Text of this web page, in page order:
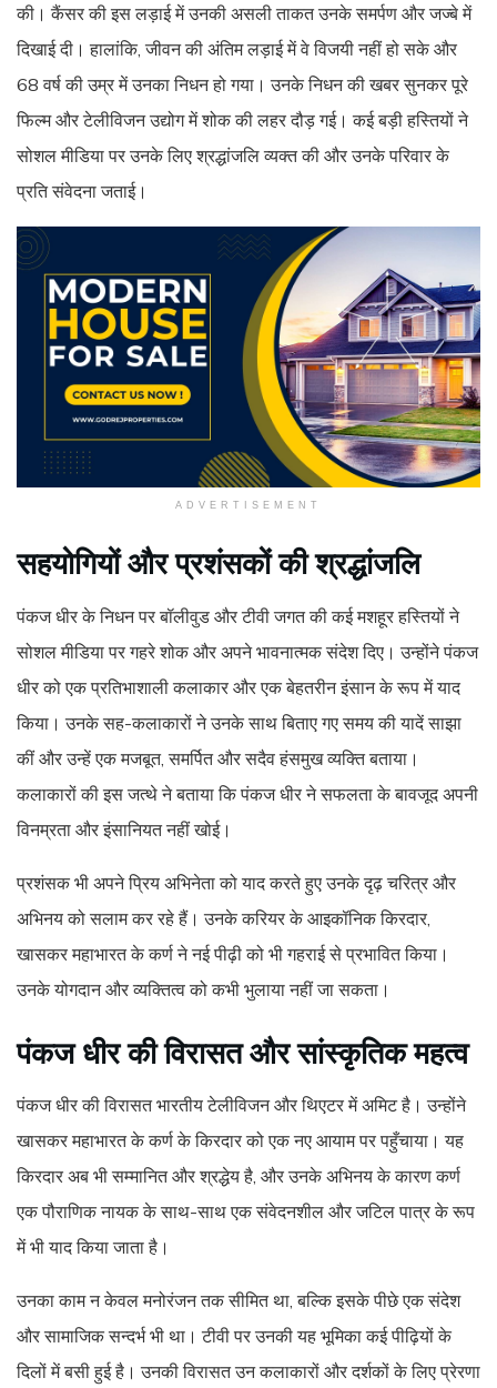
की। कैंसर की इस लड़ाई में उनकी असली ताकत उनके समर्पण और जज्बे में
दिखाई दी। हालांकि, जीवन की अंतिम लड़ाई में वे विजयी नहीं हो सके और
68 वर्ष की उम्र में उनका निधन हो गया। उनके निधन की खबर सुनकर पूरे
फिल्म और टेलीविजन उद्योग में शोक की लहर दौड़ गई। कई बड़ी हस्तियों ने
सोशल मीडिया पर उनके लिए श्रद्धांजलि व्यक्त की और उनके परिवार के
प्रति संवेदना जताई।
ADVERTISEMENT
सहयोगियों और प्रशंसकों की श्रद्धांजलि
पंकज धीर के निधन पर बॉलीवुड और टीवी जगत की कई मशहूर हस्तियों ने
सोशल मीडिया पर गहरे शोक और अपने भावनात्मक संदेश दिए। उन्होंने पंकज
धीर को एक प्रतिभाशाली कलाकार और एक बेहतरीन इंसान के रूप में याद
किया। उनके सह-कलाकारों ने उनके साथ बिताए गए समय की यादें साझा
कीं और उन्हें एक मजबूत, समर्पित और सदैव हंसमुख व्यक्ति बताया।
कलाकारों की इस जत्थे ने बताया कि पंकज धीर ने सफलता के बावजूद अपनी
विनम्रता और इंसानियत नहीं खोई।
प्रशंसक भी अपने प्रिय अभिनेता को याद करते हुए उनके दृढ़ चरित्र और
अभिनय को सलाम कर रहे हैं। उनके करियर के आइकॉनिक किरदार,
खासकर महाभारत के कर्ण ने नई पीढ़ी को भी गहराई से प्रभावित किया।
उनके योगदान और व्यक्तित्व को कभी भुलाया नहीं जा सकता।
पंकज धीर की विरासत और सांस्कृतिक महत्व
पंकज धीर की विरासत भारतीय टेलीविजन और थिएटर में अमिट है। उन्होंने
खासकर महाभारत के कर्ण के किरदार को एक नए आयाम पर पहुँचाया। यह
किरदार अब भी सम्मानित और श्रद्धेय है, और उनके अभिनय के कारण कर्ण
एक पौराणिक नायक के साथ-साथ एक संवेदनशील और जटिल पात्र के रूप
में भी याद किया जाता है।
उनका काम न केवल मनोरंजन तक सीमित था, बल्कि इसके पीछे एक संदेश
और सामाजिक सन्दर्भ भी था। टीवी पर उनकी यह भूमिका कई पीढ़ियों के
दिलों में बसी हुई है। उनकी विरासत उन कलाकारों और दर्शकों के लिए प्रेरणा